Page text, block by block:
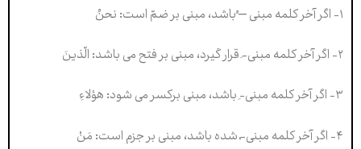
۱- اگر آخر کلمه مبنی – ُباشد، مبنی بر ضمّ است: نحنُ
۲- اگر آخر کلمه مبنی-َ قرار گیرد، مبنی بر فتح می باشد: الّذینَ
۳- اگر آخر کلمه مبنی-ِ باشد، مبنی برکسر می شود: هؤلاءِ
۴- اگر آخر کلمه مبنی-ْ شده باشد، مبنی بر جزم است: مَنْ